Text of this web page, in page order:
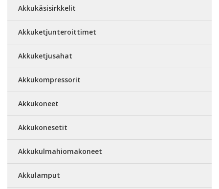
Akkukäsisirkkelit
Akkuketjunteroittimet
Akkuketjusahat
Akkukompressorit
Akkukoneet
Akkukonesetit
Akkukulmahiomakoneet
Akkulamput